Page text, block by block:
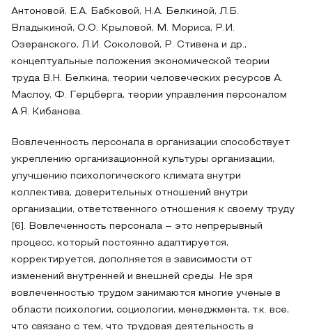
Антоновой, Е.А. Бабковой, Н.А. Белкиной, Л.Б.
Владыкиной, О.О. Крыловой, М. Мориса, Р.И.
Озеранского, Л.И. Соколовой, Р. Стивена и др.,
концептуальные положения экономической теории
труда В.Н. Белкина, теории человеческих ресурсов А.
Маслоу, Ф. Герцберга, теории управления персоналом
А.Я. Кибанова.
Вовлеченность персонала в организации способствует
укреплению организационной культуры организации,
улучшению психологического климата внутри
коллектива, доверительных отношений внутри
организации, ответственного отношения к своему труду
[6]. Вовлеченность персонала – это непрерывный
процесс, который постоянно адаптируется,
корректируется, дополняется в зависимости от
изменений внутренней и внешней среды. Не зря
вовлеченностью трудом занимаются многие ученые в
области психологии, социологии, менеджмента, т.к. все,
что связано с тем, что трудовая деятельность в